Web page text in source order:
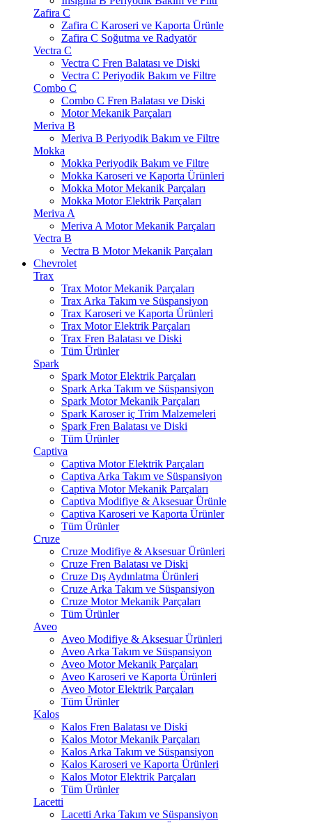
Zafira C
Zafira C Karoseri ve Kaporta Ürünle
Zafira C Soğutma ve Radyatör
Vectra C
Vectra C Fren Balatası ve Diski
Vectra C Periyodik Bakım ve Filtre
Combo C
Combo C Fren Balatası ve Diski
Motor Mekanik Parçaları
Meriva B
Meriva B Periyodik Bakım ve Filtre
Mokka
Mokka Periyodik Bakım ve Filtre
Mokka Karoseri ve Kaporta Ürünleri
Mokka Motor Mekanik Parçaları
Mokka Motor Elektrik Parçaları
Meriva A
Meriva A Motor Mekanik Parçaları
Vectra B
Vectra B Motor Mekanik Parçaları
Chevrolet
Trax
Trax Motor Mekanik Parçaları
Trax Arka Takım ve Süspansiyon
Trax Karoseri ve Kaporta Ürünleri
Trax Motor Elektrik Parçaları
Trax Fren Balatası ve Diski
Tüm Ürünler
Spark
Spark Motor Elektrik Parçaları
Spark Arka Takım ve Süspansiyon
Spark Motor Mekanik Parçaları
Spark Karoser iç Trim Malzemeleri
Spark Fren Balatası ve Diski
Tüm Ürünler
Captiva
Captiva Motor Elektrik Parçaları
Captiva Arka Takım ve Süspansiyon
Captiva Motor Mekanik Parçaları
Captiva Modifiye & Aksesuar Ürünle
Captiva Karoseri ve Kaporta Ürünler
Tüm Ürünler
Cruze
Cruze Modifiye & Aksesuar Ürünleri
Cruze Fren Balatası ve Diski
Cruze Dış Aydınlatma Ürünleri
Cruze Arka Takım ve Süspansiyon
Cruze Motor Mekanik Parçaları
Tüm Ürünler
Aveo
Aveo Modifiye & Aksesuar Ürünleri
Aveo Arka Takım ve Süspansiyon
Aveo Motor Mekanik Parçaları
Aveo Karoseri ve Kaporta Ürünleri
Aveo Motor Elektrik Parçaları
Tüm Ürünler
Kalos
Kalos Fren Balatası ve Diski
Kalos Motor Mekanik Parçaları
Kalos Arka Takım ve Süspansiyon
Kalos Karoseri ve Kaporta Ürünleri
Kalos Motor Elektrik Parçaları
Tüm Ürünler
Lacetti
Lacetti Arka Takım ve Süspansiyon